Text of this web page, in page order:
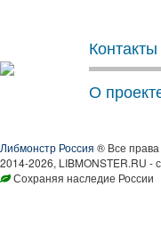
О
Либмонстр Россия ® Все
2014-2026, LIBMONSTER.RU -
Сохраняя наследие России